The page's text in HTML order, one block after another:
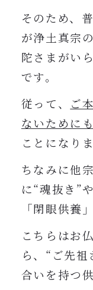
そのため、
が浄土真宗
陀さまがい
です。
従って、
ご
ないために
ことになりま
ちなみに他
に“魂抜き”
「閉眼供養
こちらはお
ら、“ご先
合いを持つ